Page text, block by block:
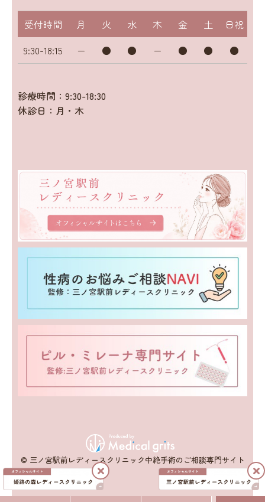
受付時間 月 火 水 木 金 土
日祝
9:30-18:15
ー ● ● ー ● ● ●
診療時間：9:30-18:30
休診日：月・木
© 三ノ宮駅前レディースクリニック中絶手術のご相談専門サイト